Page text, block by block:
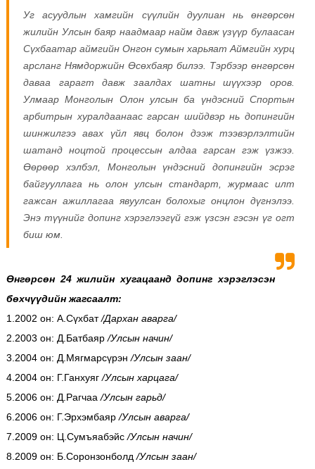
Уг асуудлын хамгийн сүүлийн дуулиан нь өнгөрсөн
жилийн Улсын баяр наадмаар найм давж үзүүр булаасан
Сүхбаатар аймгийн Онгон сумын харьяат Аймгийн хурц
арсланг Нямдоржийн Өсөхбаяр билээ. Тэрбээр өнгөрсөн
даваа гарагт давж заалдах шатны шүүхээр оров.
Улмаар Монголын Олон улсын ба үндэсний Спортын
арбитрын хуралдаанаас гарсан шийдвэр нь допингийн
шинжилгээ авах үйл явц болон дээж тээвэрлэлтийн
шатанд ноцтой процессын алдаа гарсан гэж үзжээ.
Өөрөөр хэлбэл, Монголын үндэсний допингийн эсрэг
байгууллага нь олон улсын стандарт, журмаас илт
гажсан ажиллагаа явуулсан болохыг онцлон дүгнэлээ.
Энэ түүнийг допинг хэрэглээгүй гэж үзсэн гэсэн үг огт
биш юм.
Өнгөрсөн 24 жилийн хугацаанд допинг хэрэглэсэн
бөхчүүдийн жагсаалт:
1.2002 он: А.Сүхбат/Дархан аварга/
2.2003 он: Д.Батбаяр/Улсын начин/
3.2004 он: Д.Мягмарсүрэн/Улсын заан/
4.2004 он: Г.Ганхуяг/Улсын харцага/
5.2006 он: Д.Рагчаа/Улсын гарьд/
6.2006 он: Г.Эрхэмбаяр/Улсын аварга/
7.2009 он: Ц.Сумъяабэйс/Улсын начин/
8.2009 он: Б.Соронзонболд/Улсын заан/